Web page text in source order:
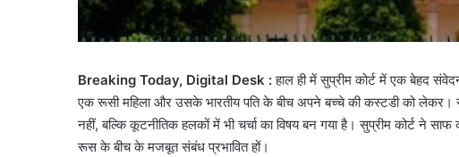
Breaking Today, Digital Desk :हाल ही में सुप्रीम कोर्ट में एक बेहद
एक रूसी महिला और उसके भारतीय पति के बीच अपने बच्चे की कस्टडी को लेकर।
नहीं, बल्कि कूटनीतिक हलकों में भी चर्चा का विषय बन गया है। सुप्रीम कोर्ट ने
रूस के बीच के मजबूत संबंध प्रभावित हों।